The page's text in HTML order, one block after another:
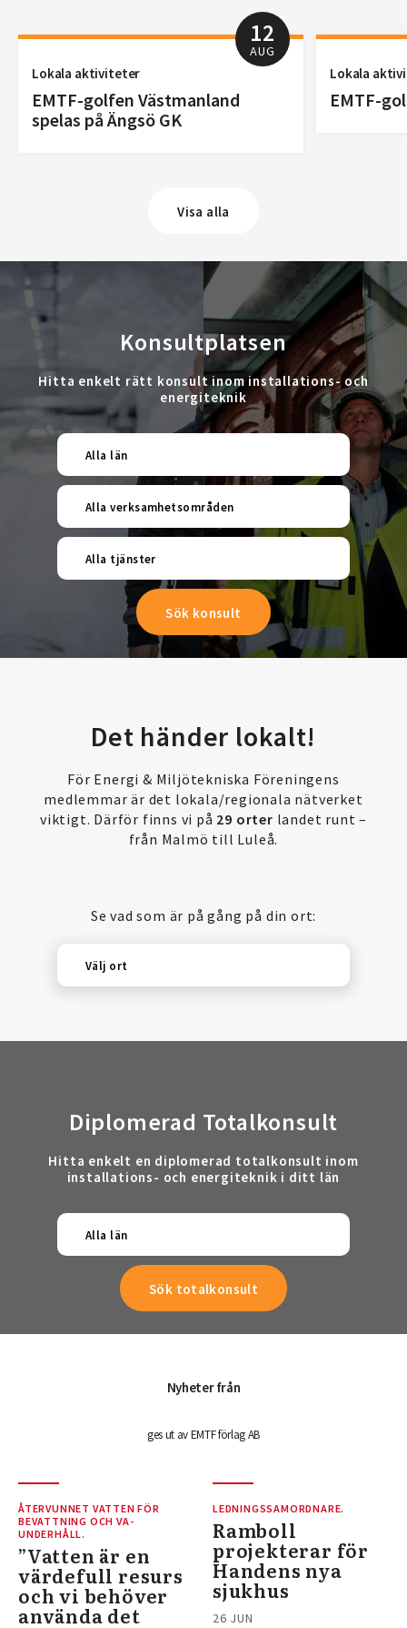
12
AUG
Lokala aktiviteter
EMTF-golfen Västmanland
spelas på Ängsö GK
Lokala
EMTF-
Visa alla
Konsultplatsen
Hitta enkelt rätt konsult inom installations- och
energiteknik
Alla län
Alla verksamhetsområden
Alla tjänster
Det händer lokalt!
För Energi & Miljötekniska Föreningens
medlemmar är det lokala/regionala nätverket
viktigt. Därför finns vi på 29 orter landet runt –
från Malmö till Luleå.
Se vad som är på gång på din ort:
Välj ort
Diplomerad Totalkonsult
Hitta enkelt en diplomerad totalkonsult inom
installations- och energiteknik i ditt län
Alla län
Nyheter från
ges ut av EMTF förlag AB
ÅTERVUNNET VATTEN FÖR
BEVATTNING OCH VA-
UNDERHÅLL.
”Vatten är en
värdefull resurs
och vi behöver
använda det
LEDNINGSSAMORDNARE.
Ramboll
projekterar för
Handens nya
sjukhus
26 JUN